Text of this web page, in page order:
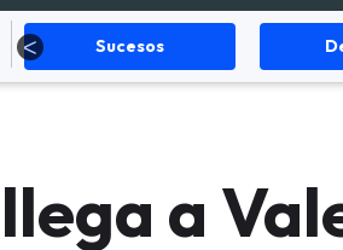
Deportes
a